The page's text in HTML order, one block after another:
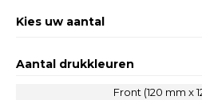
Kies uw aantal
Aantal drukkleuren
Front (120 mm x